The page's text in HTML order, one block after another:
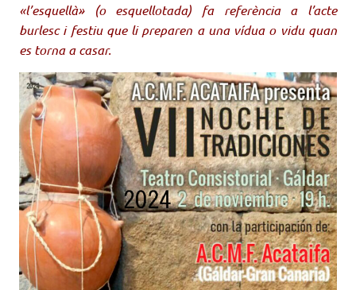
«l’esquellà» (o esquellotada) fa referència a l’acte
burlesc i festiu que li preparen a una vídua o vidu quan
es torna a casar.